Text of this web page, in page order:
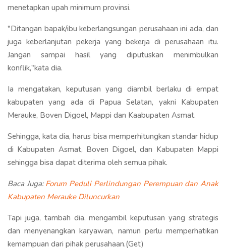
menetapkan upah minimum provinsi.
"Ditangan bapak/ibu keberlangsungan perusahaan ini ada, dan
juga keberlanjutan pekerja yang bekerja di perusahaan itu.
Jangan sampai hasil yang diputuskan menimbulkan
konflik,"kata dia.
Ia mengatakan, keputusan yang diambil berlaku di empat
kabupaten yang ada di Papua Selatan, yakni Kabupaten
Merauke, Boven Digoel, Mappi dan Kaabupaten Asmat.
Sehingga, kata dia, harus bisa memperhitungkan standar hidup
di Kabupaten Asmat, Boven Digoel, dan Kabupaten Mappi
sehingga bisa dapat diterima oleh semua pihak.
Baca Juga:Forum Peduli Perlindungan Perempuan dan Anak
Kabupaten Merauke Diluncurkan
Tapi juga, tambah dia, mengambil keputusan yang strategis
dan menyenangkan karyawan, namun perlu memperhatikan
kemampuan dari pihak perusahaan.(Get)